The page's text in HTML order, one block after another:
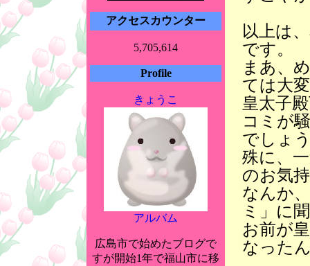
アクセスカウンター
5,705,614
Profile
きょうこ
アルバム
広島市で始めたブログで
すが開始1年で福山市に移
以上は
です。
まあ、
ては大
皇太子
コミが
でしょ
殊に、
のお気
なんか
ミ」に
お前が
なった